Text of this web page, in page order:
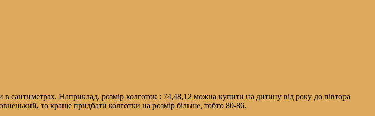
сантиметрах. Наприклад, розмір колготок : 74,48,12 можна купити на дитину від року до півтора
то краще придбати колготки на розмір більше, тобто 80-86.